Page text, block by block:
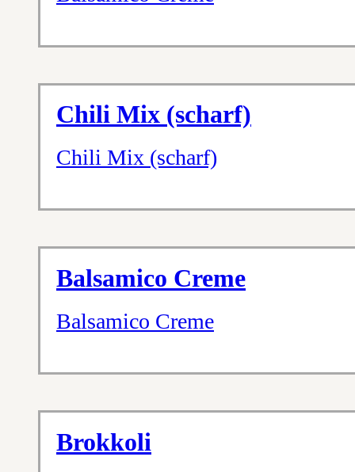
Chili Mix (scharf)
Chili Mix (scharf)
Balsamico Creme
Balsamico Creme
Brokkoli